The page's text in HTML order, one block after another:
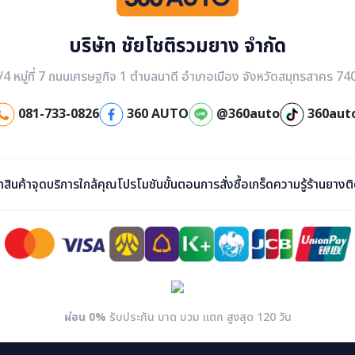
บริษัท ชัยโชติรวมยาง จำกัด
หมู่ที่ 7 ถนนเศรษฐกิจ 1 ตำบลนาดี อำเภอเมือง จังหวัดสมุทรสาคร
081-733-0826
360 AUTO @360auto
สินค้าจุดบริการใกล้คุณโปรโมชันขั้นตอนการสั่งซื้อเกร็ดความรู้ร้านยาง
ผ่อน 0% รับประกัน บาด บวม แตก สูงสุด 120 วัน